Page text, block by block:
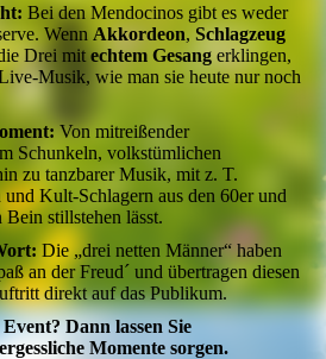
Bei den Mendocinos gibt es weder
Wenn Akkordeon, Schlagzeug
Drei mit echtem Gesang erklingen,
Musik, wie man sie heute nur noch
Von mitreißender
Schunkeln, volkstümlichen
zu tanzbarer Musik, mit z. T.
und Kult-Schlagern aus den 60er und
Bein stillstehen lässt.
Die „drei netten Männer“ haben
an der Freud´ und übertragen diesen
direkt auf das Publikum.
Dann lassen Sie
Momente sorgen.